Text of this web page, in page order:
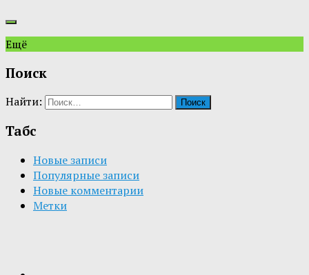
Ещё
Поиск
Найти:
Табс
Новые записи
Популярные записи
Новые комментарии
Метки